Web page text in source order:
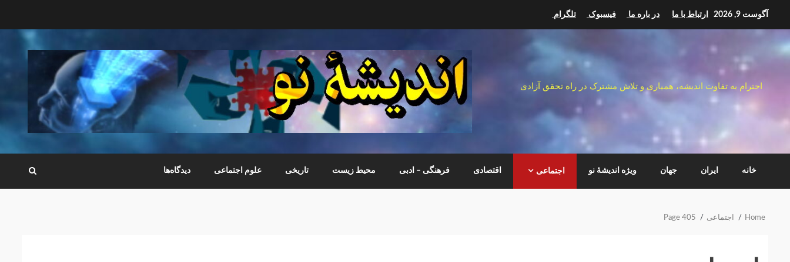
content
آگوست 9, 2026 ارتباط با ما در باره ما فیسبوک تلگرام
احترام به تفاوت اندیشه، همیاری و تلاش مشترک در راه تحقق آزادی
خانه ایران جهان ویژه اندیشهٔ نو اجتماعی اقتصادی فرهنگی – ادبی محیط زیست تاریخی علوم اجتماعی دیدگاه‌ها
Home اجتماعی Page 405